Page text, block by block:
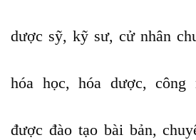
dược sỹ, kỹ sư, cử nhân
hóa học, hóa dược,
được đào tạo bài bản,